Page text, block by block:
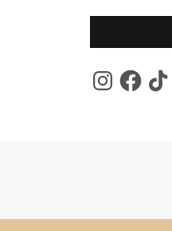
InstagramFacebook
TikTok